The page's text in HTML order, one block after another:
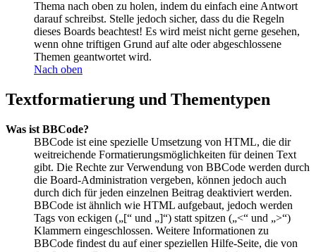
Thema nach oben zu holen, indem du einfach eine Antwort
darauf schreibst. Stelle jedoch sicher, dass du die Regeln
dieses Boards beachtest! Es wird meist nicht gerne gesehen,
wenn ohne triftigen Grund auf alte oder abgeschlossene
Themen geantwortet wird.
Nach oben
Textformatierung und Thementypen
Was ist BBCode?
BBCode ist eine spezielle Umsetzung von HTML, die dir
weitreichende Formatierungsmöglichkeiten für deinen Text
gibt. Die Rechte zur Verwendung von BBCode werden durch
die Board-Administration vergeben, können jedoch auch
durch dich für jeden einzelnen Beitrag deaktiviert werden.
BBCode ist ähnlich wie HTML aufgebaut, jedoch werden
Tags von eckigen („[“ und „]“) statt spitzen („<“ und „>“)
Klammern eingeschlossen. Weitere Informationen zu
BBCode findest du auf einer speziellen Hilfe-Seite, die von